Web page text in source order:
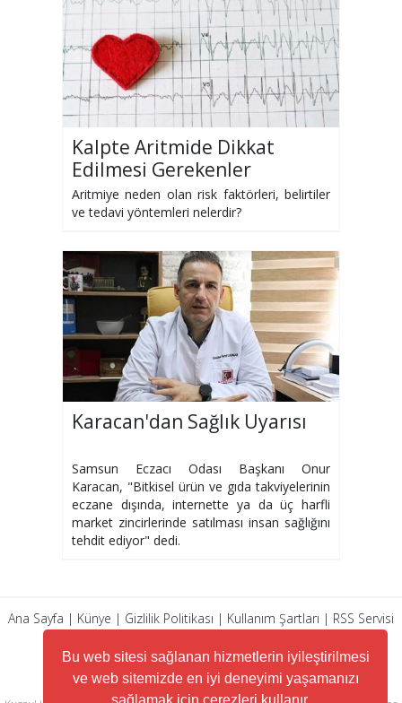
Bu web sitesi sağlanan hizmetlerin iyileştirilmesi
ve web sitemizde en iyi deneyimi yaşamanızı
Kalpte Aritmide Dikkat
Edilmesi Gerekenler
Aritmiye neden olan risk faktörleri, belirtiler
ve tedavi yöntemleri nelerdir?
Karacan'dan Sağlık Uyarısı
Samsun Eczacı Odası Başkanı Onur
Karacan, "Bitkisel ürün ve gıda takviyelerinin
eczane dışında, internette ya da üç harfli
market zincirlerinde satılması insan sağlığını
tehdit ediyor" dedi.
Ana Sayfa | Künye | Gizlilik Politikası | Kullanım Şartları | RSS Servisi